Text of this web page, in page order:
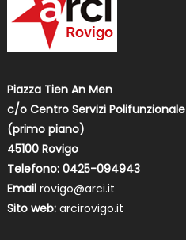
Piazza Tien An Men
c/o Centro Servizi Polifunzionale
(primo piano)
45100 Rovigo
Telefono: 0425-094943
Email rovigo@arci.it
Sito web: arcirovigo.it